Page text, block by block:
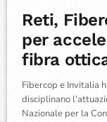
Reti,
per
fibra
Fibercop e Invitalia
disciplinano
Nazionale per la